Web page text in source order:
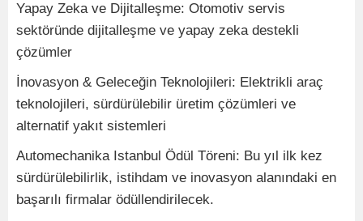
Yapay Zeka ve Dijitalleşme: Otomotiv servis
sektöründe dijitalleşme ve yapay zeka destekli
çözümler
İnovasyon & Geleceğin Teknolojileri: Elektrikli araç
teknolojileri, sürdürülebilir üretim çözümleri ve
alternatif yakıt sistemleri
Automechanika Istanbul Ödül Töreni: Bu yıl ilk kez
sürdürülebilirlik, istihdam ve inovasyon alanındaki en
başarılı firmalar ödüllendirilecek.